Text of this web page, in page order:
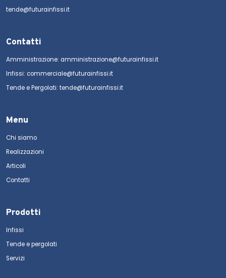
tende@futurainfissi.it
Contatti
Amministrazione: amministrazione@futurainfissi.it
Infissi: commerciale@futurainfissi.it
Tende e Pergolati: tende@futurainfissi.it
Menu
Chi siamo
Realizzazioni
Articoli
Contatti
Prodotti
Infissi
Tende e pergolati
Servizi